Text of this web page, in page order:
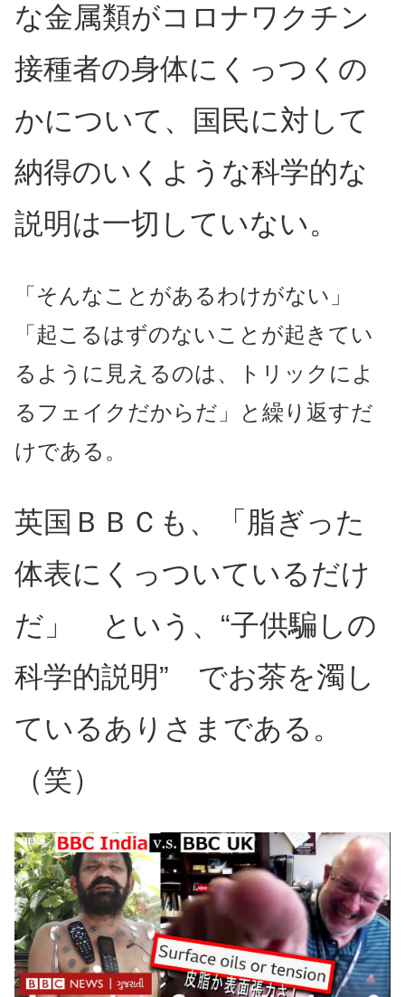
な金属類がコロナワクチン
接種者の身体にくっつくの
かについて、国民に対して
納得のいくような科学的な
説明は一切していない。
「そんなことがあるわけがない」
「起こるはずのないことが起きてい
るように見えるのは、トリックによ
るフェイクだからだ」と繰り返すだ
けである。
英国ＢＢＣも、「脂ぎった
体表にくっついているだけ
だ」 という、“子供騙しの
科学的説明” でお茶を濁し
ているありさまである。
（笑）